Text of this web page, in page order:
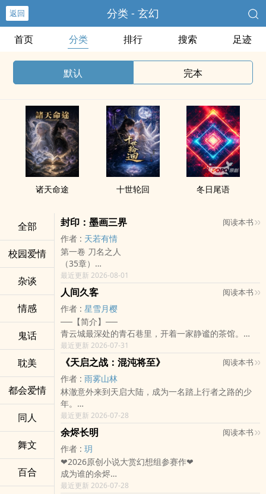
返回 分类 - 玄幻
首页 分类 排行 搜索 足迹
默认 完本
诸天命途 十世轮回 冬日尾语
全部
校园爱情
杂谈
情感
鬼话
耽美
都会爱情
同人
舞文
百合
封印：墨画三界 阅读本书
作者 : 天若有情
第一卷 刀名之人
（35章）
第二卷 皇族
（开始更新）
这个世界，是被画出来的。
少年林墨被小宗门从荒山中救起。
他没有记忆，没有魂力，也无法修炼。
测魂石照不出他的命格，宗门典籍查不到他的来历，甚
至连他的存在，都像被某种力量刻意抹去。
所有人都以为，他只是一个不能入道的废人。
直到某一天，林墨在梦中看见了红色的天空。
仙人燃烧坠落。
大地覆满黑雪。
一柄九尺长刀，插在崩裂的天地之间。
而刀的主人，正做着一件连仙都恐惧的事。
世人相信飞仙。
可从没有人真正见过仙。
世人敬畏天道。
却不知道所谓三界，不过是一幅被人精心绘成的画。
众生在画中修炼、争命、求道、飞升。
却没人知道，飞升的尽头，也许不是仙界。
最近更新 2026-08-01
人间久客 阅读本书
作者 : 星雪月樱
──【简介】──
青云城最深处的青石巷里，开着一家静谧的茶馆。
老板沈安总是身着一袭月白长袍，温润如玉，精通茶
道。他待人随和克制，仿佛这世间的熙熙攘攘，皆随茶
香淡去。
然而，凡是踏进这间茶馆的人，总觉得这位沈老板身
上，藏着一股说不清、道不尽的神秘气质。
一个天刚放晴的午后，途经此处的青年程远踏入茶馆，
因着沈安的一碗面与一柄伞，结下了一段不解之缘，随
后留下来成了茶馆里帮忙的伙伴。
原以为茶馆的日子不过是采茶、煮茶、听听茶客的市井
闲谈，直到青岚山深处发生了诡异事件——
失踪的采药人、走不出去的山路、惑乱人心的幻音，以
及那座掩埋在浓雾深处的古老石门……
当山中异象频发、古老结界被暗中破坏时，沈安不得不
最近更新 2026-07-31
《天启之战：混沌将至》 阅读本书
作者 : 雨雾山林
林澈意外来到天启大陆，成为一名踏上行者之路的少
年。
这里有学院、战城、也有不断逼近人类世界的混沌。
他曾被人救下，也曾亲眼看见有人为了守住身后的一
切，选择留在战场。
从陌生、被动、到逐渐拥有选择的力量，林澈终于明白
——
真正的强大，从来不是一个人横推所有敌人，而是在无
法避免失去的世界里，仍然选择向前。
最近更新 2026-07-28
余烬长明 阅读本书
作者 : 玥
❤2026原创小说大赏幻想组参赛作❤
成为谁的余烬
固执温柔鉴灯师 X 玩世不恭收灯人
最近更新 2026-07-28